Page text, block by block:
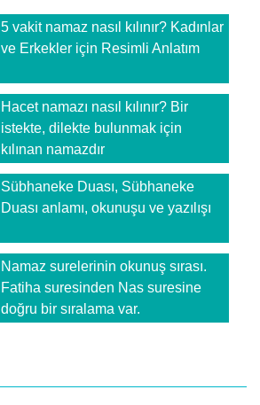
5 vakit namaz nasıl kılınır? Kadınlar
ve Erkekler için Resimli Anlatım
Hacet namazı nasıl kılınır? Bir
istekte, dilekte bulunmak için
kılınan namazdır
Sübhaneke Duası, Sübhaneke
Duası anlamı, okunuşu ve yazılışı
Namaz surelerinin okunuş sırası.
Fatiha suresinden Nas suresine
doğru bir sıralama var.